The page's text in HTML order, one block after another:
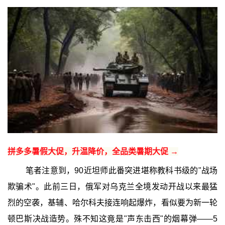
拼多多暑假大促，升温降价，全品类暑期大促 →
笔者注意到，90近坦师此番突进堪称教科书级的"战场
欺骗术"。此前三日，俄军对乌克兰全境发动开战以来最猛
烈的空袭，基辅、哈尔科夫接连响起爆炸，看似要为新一轮
顿巴斯决战造势。殊不知这竟是"声东击西"的烟幕弹——5